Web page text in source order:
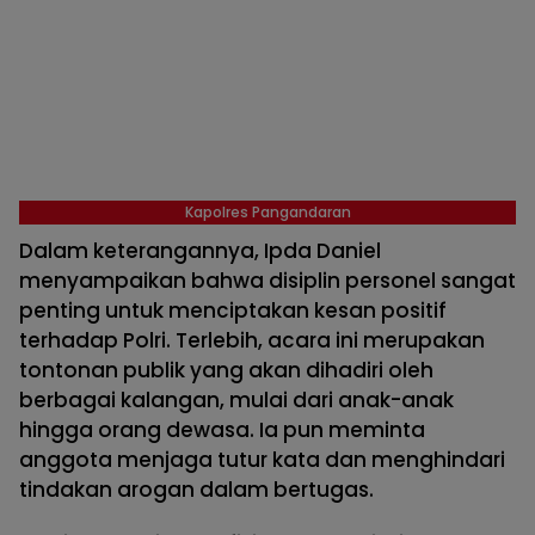
Kapolres Pangandaran
Dalam keterangannya, Ipda Daniel
menyampaikan bahwa disiplin personel sangat
penting untuk menciptakan kesan positif
terhadap Polri. Terlebih, acara ini merupakan
tontonan publik yang akan dihadiri oleh
berbagai kalangan, mulai dari anak-anak
hingga orang dewasa. Ia pun meminta
anggota menjaga tutur kata dan menghindari
tindakan arogan dalam bertugas.